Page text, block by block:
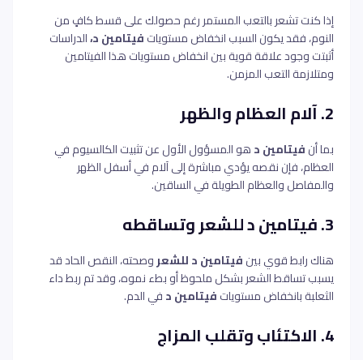
إذا كنت تشعر بالتعب المستمر رغم حصولك على قسط كافٍ من
النوم، فقد يكون السبب انخفاض مستوياتفيتامين د،الدراسات
أثبتت وجود علاقة قوية بين انخفاض مستويات هذا الفيتامين
ومتلازمة التعب المزمن.
2. آلام العظام والظهر
بما أنفيتامين دهو المسؤول الأول عن تثبيت الكالسيوم في
العظام، فإن نقصه يؤدي مباشرة إلى آلام في أسفل الظهر
والمفاصل والعظام الطويلة في الساقين.
3. فيتامين د للشعر وتساقطه
هناك رابط قوي بينفيتامين د للشعروصحته، النقص الحاد قد
يسبب تساقط الشعر بشكل ملحوظ أو بطء نموه، وقد تم ربط داء
الثعلبة بانخفاض مستوياتفيتامين دفي الدم.
4. الاكتئاب وتقلب المزاج